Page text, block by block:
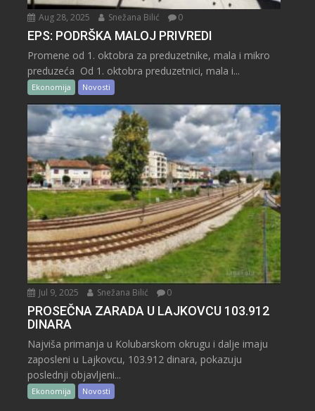
Aug 28, 2025 Snežana Bilić 0
EPS: PODRŠKA MALOJ PRIVREDI
Promene od 1. oktobra za preduzetnike, mala i mikro
preduzeća Od 1. oktobra preduzetnici, mala i...
Ekonomija Novosti
Jul 9, 2025 Snežana Bilić 0
PROSEČNA ZARADA U LAJKOVCU 103.912
DINARA
Najviša primanja u Kolubarskom okrugu i dalje imaju
zaposleni u Lajkovcu, 103.912 dinara, pokazuju
poslednji objavljeni...
Ekonomija Novosti